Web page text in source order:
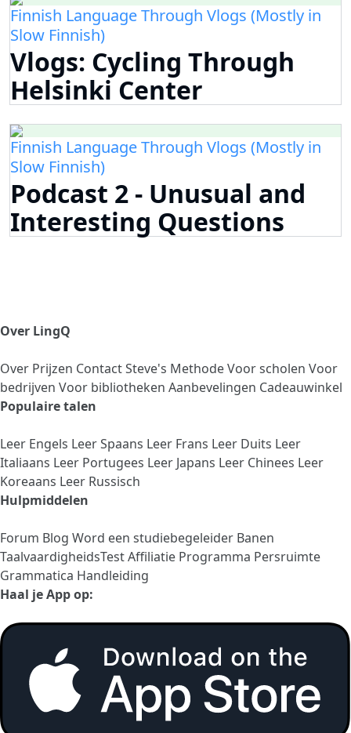
Finnish Language Through Vlogs (Mostly in
Slow Finnish)
Vlogs: Cycling Through
Helsinki Center
Finnish Language Through Vlogs (Mostly in
Slow Finnish)
Podcast 2 - Unusual and
Interesting Questions
Over LingQ
Over Prijzen ContactSteve's MethodeVoor scholen Voor
bedrijven Voor bibliotheken Aanbevelingen Cadeauwinkel
Populaire talen
Leer Engels Leer Spaans Leer Frans Leer Duits Leer
Italiaans Leer Portugees Leer Japans Leer Chinees Leer
Koreaans Leer Russisch
Hulpmiddelen
Forum Blog Word een studiebegeleider Banen
TaalvaardigheidsTestAffiliatie Programma Persruimte
Grammatica Handleiding
Haal je App op: